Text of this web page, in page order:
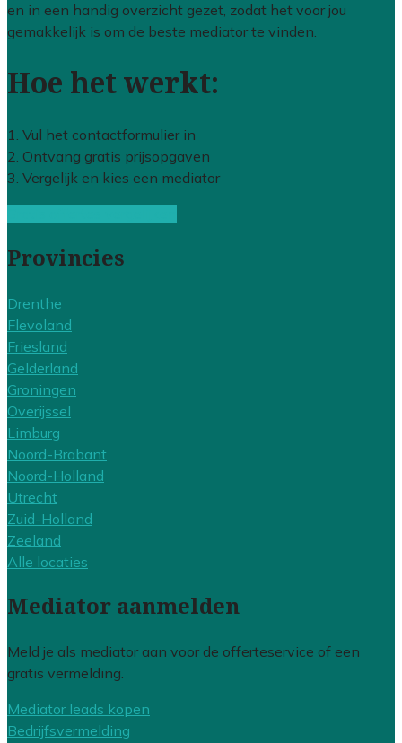
en in een handig overzicht gezet, zodat het voor jou
gemakkelijk is om de beste mediator te vinden.
Hoe het werkt:
1. Vul het contactformulier in
2. Ontvang gratis prijsopgaven
3. Vergelijk en kies een mediator
Provincies
Drenthe
Flevoland
Friesland
Gelderland
Groningen
Overijssel
Limburg
Noord-Brabant
Noord-Holland
Utrecht
Zuid-Holland
Zeeland
Alle locaties
Mediator aanmelden
Meld je als mediator aan voor de offerteservice of een
gratis vermelding.
Mediator leads kopen
Bedrijfsvermelding